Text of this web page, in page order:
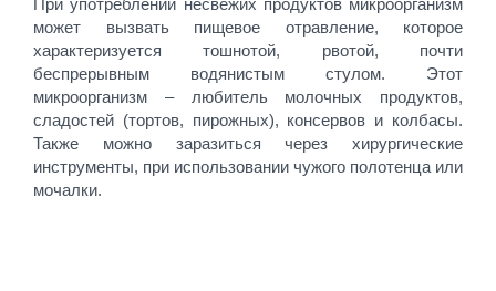
может вызвать пищевое отравление, которое
характеризуется тошнотой, рвотой, почти
беспрерывным водянистым стулом. Этот
микроорганизм – любитель молочных продуктов,
сладостей (тортов, пирожных), консервов и колбасы.
Также можно заразиться через хирургические
инструменты, при использовании чужого полотенца или
мочалки.